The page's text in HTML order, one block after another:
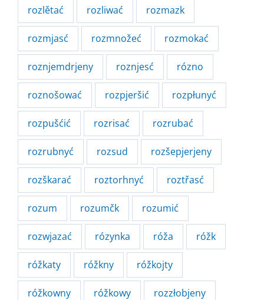
rozlětać rozliwać rozmazk
rozmjasć rozmnožeć rozmokać
roznjemdrjeny roznjesć rózno
roznošować rozpjeršić rozpłunyć
rozpušćić rozrisać rozrubać
rozrubnyć rozsud rozšepjerjeny
rozškarać roztorhnyć roztřasć
rozum rozumčk rozumić
rozwjazać rózynka róža róžk
róžkaty róžkny róžkojty
róžkowny róžkowy rozzłobjeny